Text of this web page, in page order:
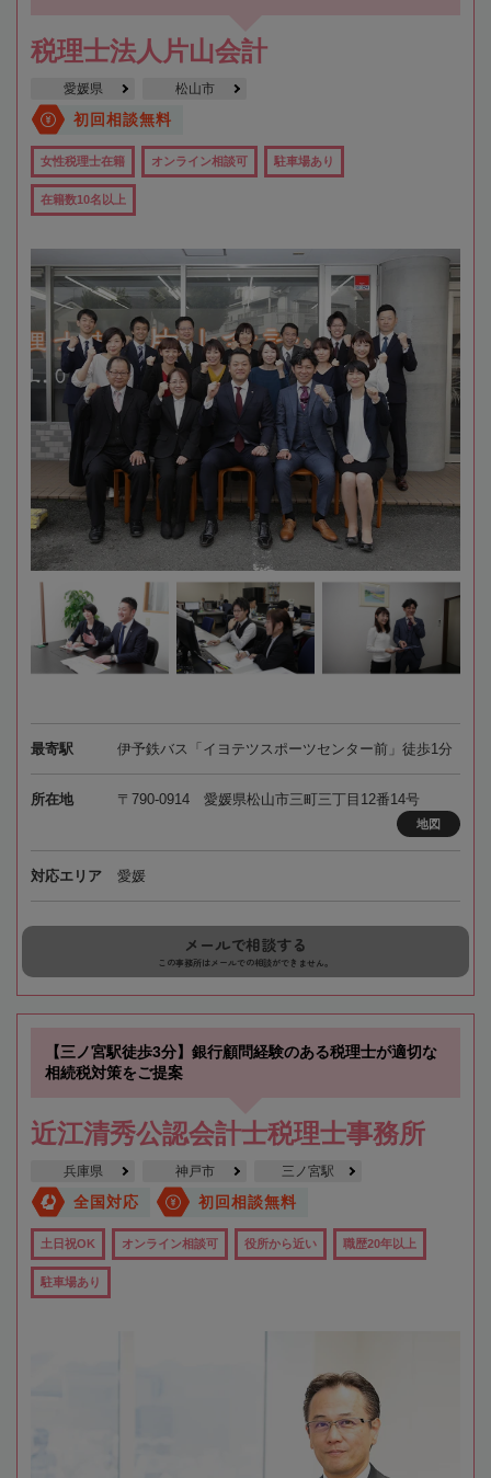
税理士法人片山会計
愛媛県 松山市
初回相談無料
女性税理士在籍 オンライン相談可 駐車場あり
在籍数10名以上
最寄駅 伊予鉄バス「イヨテツスポーツセンター前」徒歩1分
所在地 〒790-0914 愛媛県松山市三町三丁目12番14号
地図
対応エリア 愛媛
メールで相談する
この事務所はメールでの相談ができません。
【三ノ宮駅徒歩3分】銀行顧問経験のある税理士が適切な
相続税対策をご提案
近江清秀公認会計士税理士事務所
兵庫県 神戸市 三ノ宮駅
全国対応 初回相談無料
土日祝OK オンライン相談可 役所から近い 職歴20年以上
駐車場あり